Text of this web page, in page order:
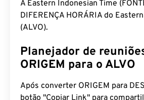
A Eastern Indonesian Time
DIFERENÇA HORÁRIA do
(ALVO).
Planejador de
ORIGEM para o ALVO
Após converter ORIGEM para
botão "Copiar Link" para